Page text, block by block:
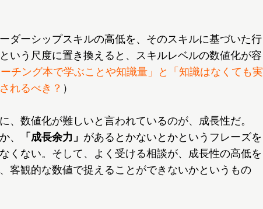
ダーシップスキルの高低を、そのスキルに基づいた行
いう尺度に置き換えると、スキルレベルの数値化が容
チング本で学ぶことや知識量」と「知識はなくても実
れるべき？ ）
数値化が難しいと言われているのが、成長性だ。
、 「成長余力」 があるとかないとかというフレーズを
くない。そして、よく受ける相談が、成長性の高低を
客観的な数値で捉えることができないかというもの